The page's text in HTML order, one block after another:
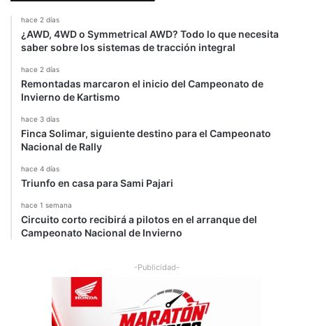
hace 2 días
¿AWD, 4WD o Symmetrical AWD? Todo lo que necesita
saber sobre los sistemas de tracción integral
hace 2 días
Remontadas marcaron el inicio del Campeonato de
Invierno de Kartismo
hace 3 días
Finca Solimar, siguiente destino para el Campeonato
Nacional de Rally
hace 4 días
Triunfo en casa para Sami Pajari
hace 1 semana
Circuito corto recibirá a pilotos en el arranque del
Campeonato Nacional de Invierno
-Publicidad-